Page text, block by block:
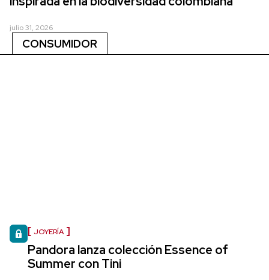
julio 31, 2026
CONSUMIDOR
JOYERÍA
Pandora lanza colección Essence of
Summer con Tini